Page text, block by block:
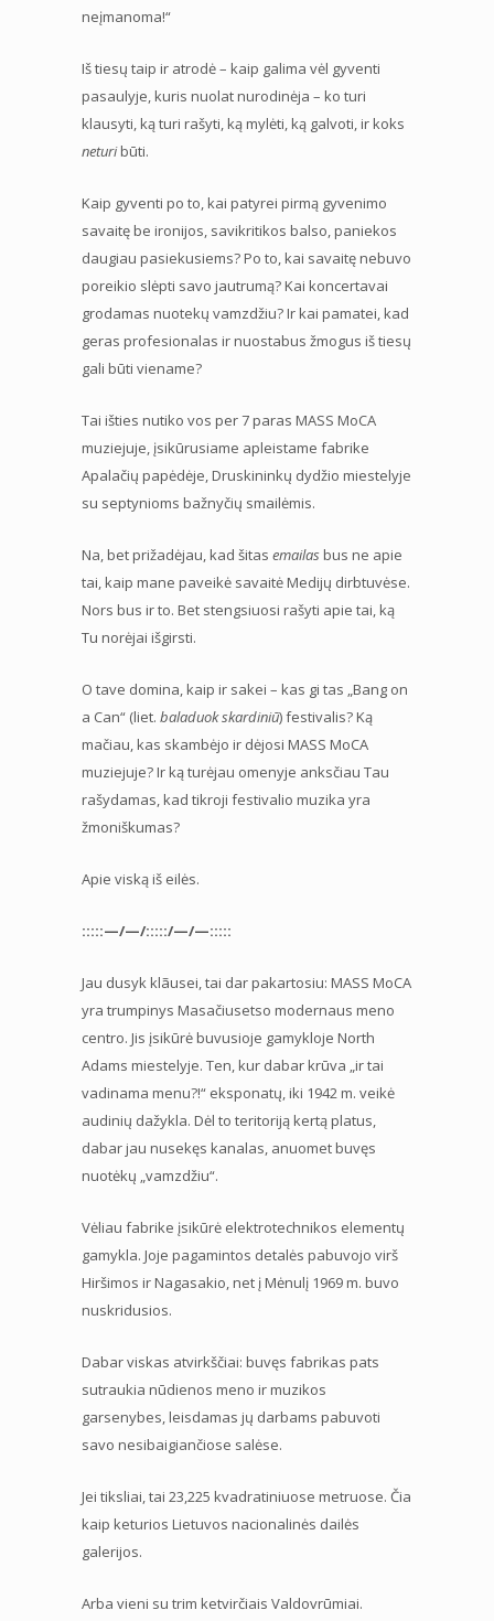
neįmanoma!“
Iš tiesų taip ir atrodė – kaip galima vėl gyventi
pasaulyje, kuris nuolat nurodinėja – ko turi
klausyti, ką turi rašyti, ką mylėti, ką galvoti, ir koks
neturibūti.
Kaip gyventi po to, kai patyrei pirmą gyvenimo
savaitę be ironijos, savikritikos balso, paniekos
daugiau pasiekusiems? Po to, kai savaitę nebuvo
poreikio slėpti savo jautrumą? Kai koncertavai
grodamas nuotekų vamzdžiu? Ir kai pamatei, kad
geras profesionalas ir nuostabus žmogus iš tiesų
gali būti viename?
Tai išties nutiko vos per 7 paras MASS MoCA
muziejuje, įsikūrusiame apleistame fabrike
Apalačių papėdėje, Druskininkų dydžio miestelyje
su septynioms bažnyčių smailėmis.
Na, bet prižadėjau, kad šitas emailasbus ne apie
tai, kaip mane paveikė savaitė Medijų dirbtuvėse.
Nors bus ir to. Bet stengsiuosi rašyti apie tai, ką
Tu norėjai išgirsti.
O tave domina, kaip ir sakei – kas gi tas „Bang on
a Can“ (liet. baladuok skardiniū) festivalis? Ką
mačiau, kas skambėjo ir dėjosi MASS MoCA
muziejuje? Ir ką turėjau omenyje anksčiau Tau
rašydamas, kad tikroji festivalio muzika yra
žmoniškumas?
Apie viską iš eilės.
:::::—/—/:::::/—/—:::::
Jau dusyk klãusei, tai dar pakartosiu: MASS MoCA
yra trumpinys Masačiusetso modernaus meno
centro. Jis įsikūrė buvusioje gamykloje North
Adams miestelyje. Ten, kur dabar krūva „ir tai
vadinama menu?!“ eksponatų, iki 1942 m. veikė
audinių dažykla. Dėl to teritoriją kertą platus,
dabar jau nusekęs kanalas, anuomet buvęs
nuotėkų „vamzdžiu“.
Vėliau fabrike įsikūrė elektrotechnikos elementų
gamykla. Joje pagamintos detalės pabuvojo virš
Hiršimos ir Nagasakio, net į Mėnulį 1969 m. buvo
nuskridusios.
Dabar viskas atvirkščiai: buvęs fabrikas pats
sutraukia nūdienos meno ir muzikos
garsenybes, leisdamas jų darbams pabuvoti
savo nesibaigiančiose salėse.
Jei tiksliai, tai 23,225 kvadratiniuose metruose. Čia
kaip keturios Lietuvos nacionalinės dailės
galerijos.
Arba vieni su trim ketvirčiais Valdovrūmiai.